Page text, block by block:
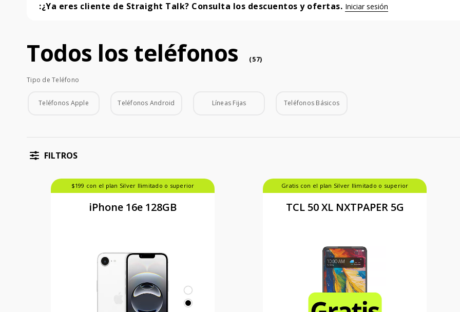
:¿Ya eres cliente de Straight Talk? Consulta los descuentos y ofertas. Iniciar sesión
Todos los teléfonos (57 phone )
Todos los teléfonos (57)
Tipo de Teléfono
Tipo de Teléfono
Teléfonos Apple Teléfonos Android Líneas Fijas Teléfonos Básicos
FILTROS
$199 con el plan Silver Ilimitado o superior
iPhone 16e 128GB
Gratis con el plan Silver Ilimitado o superior
TCL 50 XL NXTPAPER 5G